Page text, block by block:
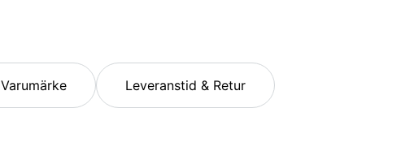
Varumärke Leveranstid & Retur